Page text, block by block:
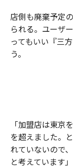
店側も廃棄予定
られる。ユーザ
ってもいい『三
う。
「加盟店は東京
を超えました。
れていないので
と考えています」